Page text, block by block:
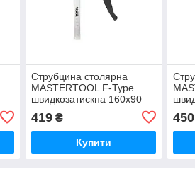
Струбцина столярна
MASTERTOOL F-Type
швидкозатискна 160х90
419₴
Купити
450